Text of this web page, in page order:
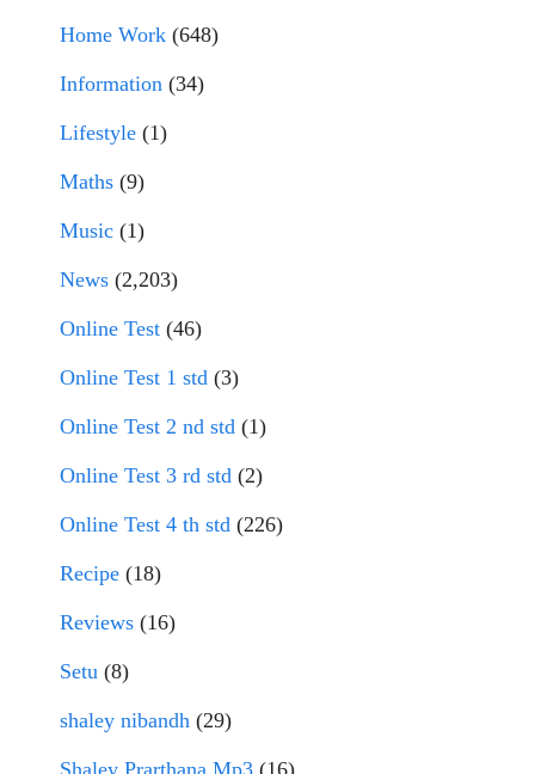
Home Work (648)
Information (34)
Lifestyle (1)
Maths (9)
Music (1)
News (2,203)
Online Test (46)
Online Test 1 std (3)
Online Test 2 nd std (1)
Online Test 3 rd std (2)
Online Test 4 th std (226)
Recipe (18)
Reviews (16)
Setu (8)
shaley nibandh (29)